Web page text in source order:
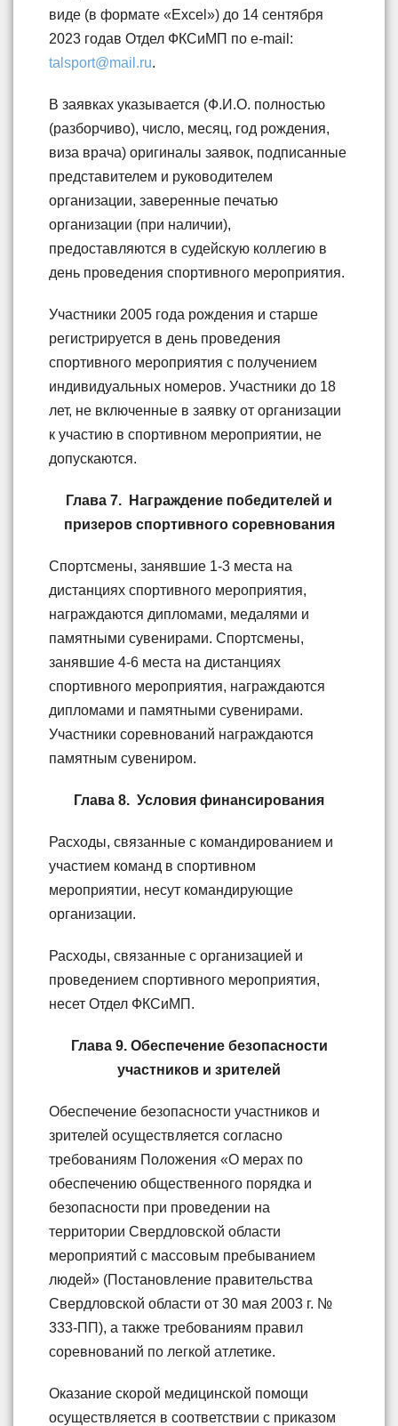
виде (в формате «Excel») до 14 сентября
2023 годав Отдел ФКСиМП по e-mail:
talsport@mail.ru.
В заявках указывается (Ф.И.О. полностью
(разборчиво), число, месяц, год рождения,
виза врача) оригиналы заявок, подписанные
представителем и руководителем
организации, заверенные печатью
организации (при наличии),
предоставляются в судейскую коллегию в
день проведения спортивного мероприятия.
Участники 2005 года рождения и старше
регистрируется в день проведения
спортивного мероприятия с получением
индивидуальных номеров. Участники до 18
лет, не включенные в заявку от организации
к участию в спортивном мероприятии, не
допускаются.
Глава 7. Награждение победителей и
призеров спортивного соревнования
Спортсмены, занявшие 1-3 места на
дистанциях спортивного мероприятия,
награждаются дипломами, медалями и
памятными сувенирами. Спортсмены,
занявшие 4-6 места на дистанциях
спортивного мероприятия, награждаются
дипломами и памятными сувенирами.
Участники соревнований награждаются
памятным сувениром.
Глава 8. Условия финансирования
Расходы, связанные с командированием и
участием команд в спортивном
мероприятии, несут командирующие
организации.
Расходы, связанные с организацией и
проведением спортивного мероприятия,
несет Отдел ФКСиМП.
Глава 9. Обеспечение безопасности
участников и зрителей
Обеспечение безопасности участников и
зрителей осуществляется согласно
требованиям Положения «О мерах по
обеспечению общественного порядка и
безопасности при проведении на
территории Свердловской области
мероприятий с массовым пребыванием
людей» (Постановление правительства
Свердловской области от 30 мая 2003 г. №
333-ПП), а также требованиям правил
соревнований по легкой атлетике.
Оказание скорой медицинской помощи
осуществляется в соответствии с приказом